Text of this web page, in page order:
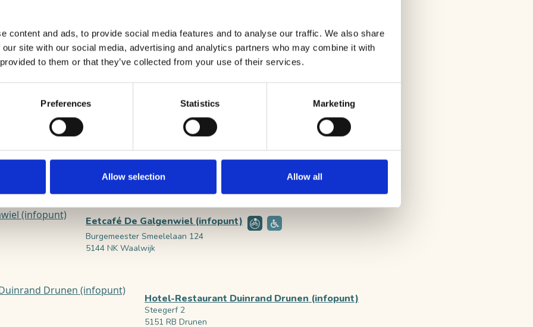
content and ads, to provide social media features and to analyse our traffic. We also share
site with our social media, advertising and analytics partners who may combine it with
to them or that they’ve collected from your use of their services.
Preferences Statistics Marketing
Allow selection Allow all
Europarcs Kaatsheuvel
Van Haestrechtstraat 24
5171 RC Kaatsheuvel
De Smulhoeve
Van Haestrechtstraat 15B
Eetcafé De Galgenwiel (infopunt)
Burgemeester Smeelelaan 124
5144 NK Waalwijk
Hotel-Restaurant Duinrand Drunen (infopunt)
Steegerf 2
5151 RB Drunen